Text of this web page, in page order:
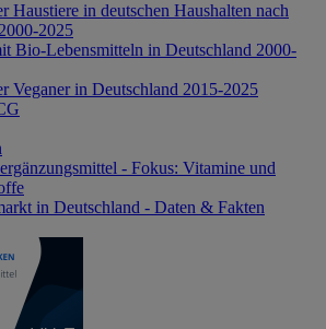
Haustiere in deutschen Haushalten nach
2025
Bio-Lebensmitteln in Deutschland 2000-
Veganer in Deutschland 2015-2025
- Fokus: Vitamine und
in Deutschland - Daten & Fakten